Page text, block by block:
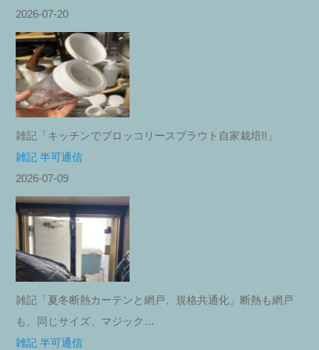
2026-07-20
雑記「キッチンでブロッコリースプラウト自家栽培!!」
雑記 半可通信
2026-07-09
雑記「夏冬断熱カーテンと網戸、規格共通化」断熱も網戸
も、同じサイズ、マジック…
雑記 半可通信